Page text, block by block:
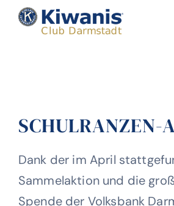
Zum
Inhalt
Die Kiwanis
Mitglieder
SCHULRANZEN-
Dank der im April
Sammelaktion und die
Spende der Volksbank